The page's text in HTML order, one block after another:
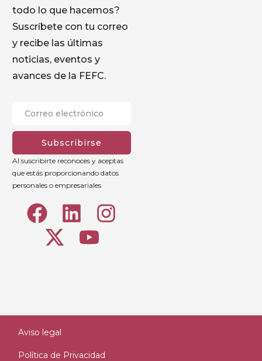
todo lo que hacemos?
Suscríbete con tu correo
y recibe las últimas
noticias, eventos y
avances de la FEFC.
Subscribirse
Al suscribirte reconoces y aceptas
que estás proporcionando datos
personales o empresariales
Aviso legal
Política de Privacidad